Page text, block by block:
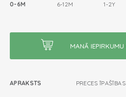
0-6M 6-12M 1-2Y
APRAKSTS PRECES ĪPAŠĪBAS